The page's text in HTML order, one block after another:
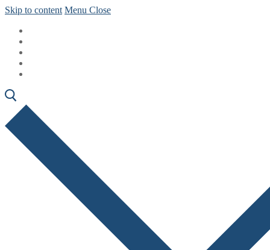
Skip to content Menu Close